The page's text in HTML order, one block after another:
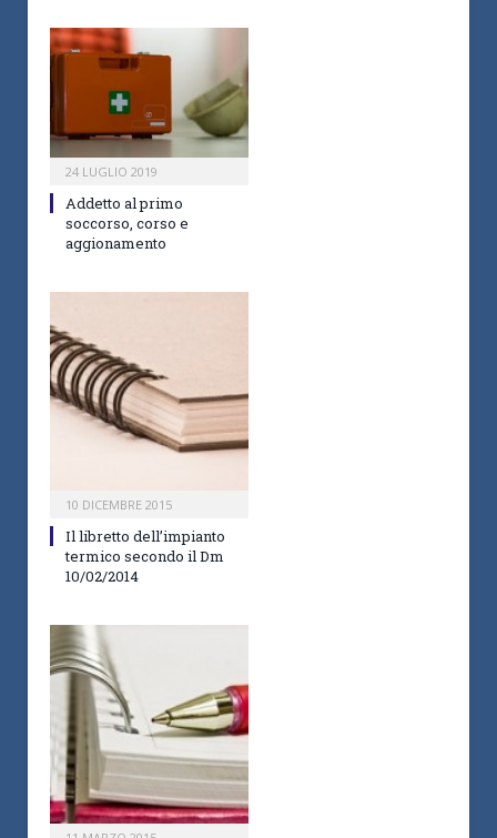
24 LUGLIO 2019
Addetto al primo
soccorso, corso e
aggionamento
10 DICEMBRE 2015
Il libretto dell’impianto
termico secondo il Dm
10/02/2014